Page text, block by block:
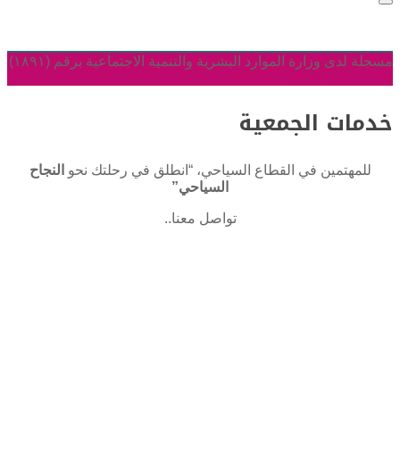
مسجلة لدى وزارة الموارد البشرية والتنمية الاجتماعية برقم (١٨٩١)
خدمات الجمعية
للمهتمين في القطاع السياحي، “انطلق في رحلتك نحو النجاح
السياحي”
تواصل معنا..